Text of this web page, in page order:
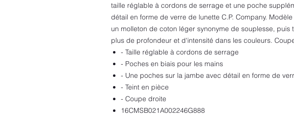
taille réglable à cordons de serrage et une poche
détail en forme de verre de lunette C.P. Company.
un molleton de coton léger synonyme de souplesse, puis
plus de profondeur et d'intensité dans les couleurs.
- Taille réglable à cordons de serrage
- Poches en biais pour les mains
- Une poches sur la jambe avec détail en forme de
- Teint en pièce
- Coupe droite
16CMSB021A002246G888